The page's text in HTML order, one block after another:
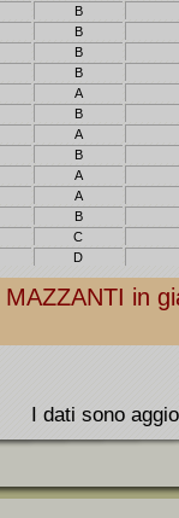
B
B
B
B
A
B
A
B
A
A
B
C
D
MAZZANTI in
I dati sono